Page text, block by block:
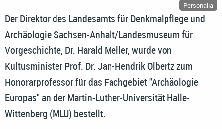
Personalia
Der Direktor des Landesamts für Denkmalpflege und
Archäologie Sachsen-Anhalt/Landesmuseum für
Vorgeschichte, Dr. Harald Meller, wurde von
Kultusminister Prof. Dr. Jan-Hendrik Olbertz zum
Honorarprofessor für das Fachgebiet "Archäologie
Europas" an der Martin-Luther-Universität Halle-
Wittenberg (MLU) bestellt.